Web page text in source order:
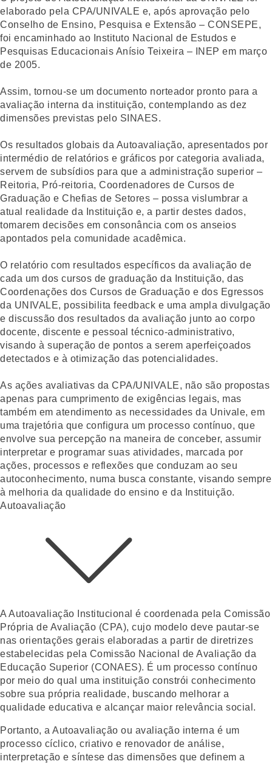
elaborado pela CPA/UNIVALE e, após aprovação pelo
Conselho de Ensino, Pesquisa e Extensão – CONSEPE,
foi encaminhado ao Instituto Nacional de Estudos e
Pesquisas Educacionais Anísio Teixeira – INEP em março
de 2005.
Assim, tornou-se um documento norteador pronto para a
avaliação interna da instituição, contemplando as dez
dimensões previstas pelo SINAES.
Os resultados globais da Autoavaliação, apresentados por
intermédio de relatórios e gráficos por categoria avaliada,
servem de subsídios para que a administração superior –
Reitoria, Pró-reitoria, Coordenadores de Cursos de
Graduação e Chefias de Setores – possa vislumbrar a
atual realidade da Instituição e, a partir destes dados,
tomarem decisões em consonância com os anseios
apontados pela comunidade acadêmica.
O relatório com resultados específicos da avaliação de
cada um dos cursos de graduação da Instituição, das
Coordenações dos Cursos de Graduação e dos Egressos
da UNIVALE, possibilita feedback e uma ampla divulgação
e discussão dos resultados da avaliação junto ao corpo
docente, discente e pessoal técnico-administrativo,
visando à superação de pontos a serem aperfeiçoados
detectados e à otimização das potencialidades.
As ações avaliativas da CPA/UNIVALE, não são propostas
apenas para cumprimento de exigências legais, mas
também em atendimento as necessidades da Univale, em
uma trajetória que configura um processo contínuo, que
envolve sua percepção na maneira de conceber, assumir
interpretar e programar suas atividades, marcada por
ações, processos e reflexões que conduzam ao seu
autoconhecimento, numa busca constante, visando sempre
à melhoria da qualidade do ensino e da Instituição.
Autoavaliação
A Autoavaliação Institucional é coordenada pela Comissão
Própria de Avaliação (CPA), cujo modelo deve pautar-se
nas orientações gerais elaboradas a partir de diretrizes
estabelecidas pela Comissão Nacional de Avaliação da
Educação Superior (CONAES). É um processo contínuo
por meio do qual uma instituição constrói conhecimento
sobre sua própria realidade, buscando melhorar a
qualidade educativa e alcançar maior relevância social.
Portanto, a Autoavaliação ou avaliação interna é um
processo cíclico, criativo e renovador de análise,
interpretação e síntese das dimensões que definem a